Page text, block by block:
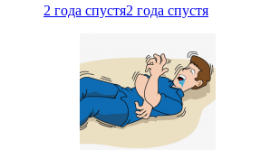
2 года спустя2 года спустя